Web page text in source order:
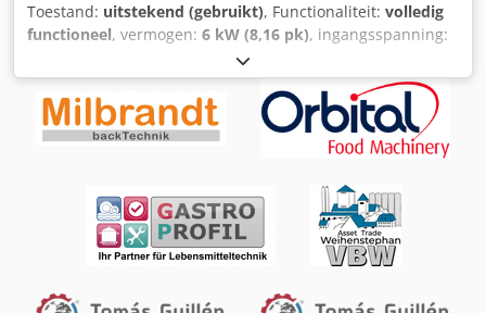
Toestand: uitstekend (gebruikt), Functionaliteit: volledig
functioneel, vermogen: 6 kW (8,16 pk), ingangsspanning:
50 Hz
driefasig, totale lengte:950 mm, totale breedte:815 mm,
totale hoogte:1.760 mm, jaar van de laatste revisie: 2026
Uitrusting:CE-markering, documentatie / handleiding,
Heteluchtoven WSS B 464 Comfort Programmeerbare
van 60x40 cm Onderin een rijskast Afzuigkap met
rookcondensator Dcodpfx Aiezpg Nnjpek Mobiele oven
DGUV V3 elektrische veiligheidskeuring Aansluiting 400V,
16A CEE-stekker Afmetingen: 815 x 950 x 1760 mm (B x D x
onderdelenservice Kom gerust langs!